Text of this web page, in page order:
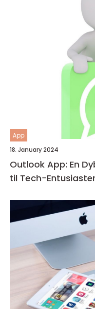
App
18. January 2024
Outlook App: En
til Tech-Entusiaster